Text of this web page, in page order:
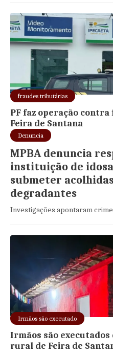
fraudes tributárias
PF faz operação
Feira de Santana
Denuncia
MPBA denuncia
instituição de
submeter
degradantes
Investigações apontaram
Irmãos são executado
Irmãos são
rural de Feira de